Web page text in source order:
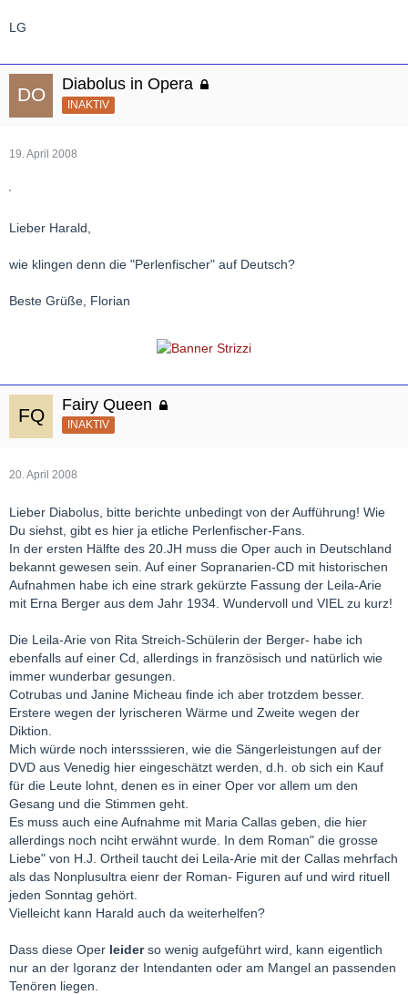
LG
Diabolus in Opera
INAKTIV
19. April 2008
Lieber Harald,
wie klingen denn die "Perlenfischer" auf Deutsch?
Beste Grüße, Florian
Fairy Queen
INAKTIV
20. April 2008
Lieber Diabolus, bitte berichte unbedingt von der Aufführung! Wie
Du siehst, gibt es hier ja etliche Perlenfischer-Fans.
In der ersten Hälfte des 20.JH muss die Oper auch in Deutschland
bekannt gewesen sein. Auf einer Sopranarien-CD mit historischen
Aufnahmen habe ich eine strark gekürzte Fassung der Leila-Arie
mit Erna Berger aus dem Jahr 1934. Wundervoll und VIEL zu kurz!
Die Leila-Arie von Rita Streich-Schülerin der Berger- habe ich
ebenfalls auf einer Cd, allerdings in französisch und natürlich wie
immer wunderbar gesungen.
Cotrubas und Janine Micheau finde ich aber trotzdem besser.
Erstere wegen der lyrischeren Wärme und Zweite wegen der
Diktion.
Mich würde noch intersssieren, wie die Sängerleistungen auf der
DVD aus Venedig hier eingeschätzt werden, d.h. ob sich ein Kauf
für die Leute lohnt, denen es in einer Oper vor allem um den
Gesang und die Stimmen geht.
Es muss auch eine Aufnahme mit Maria Callas geben, die hier
allerdings noch nciht erwähnt wurde. In dem Roman" die grosse
Liebe" von H.J. Ortheil taucht dei Leila-Arie mit der Callas mehrfach
als das Nonplusultra eienr der Roman- Figuren auf und wird rituell
jeden Sonntag gehört.
Vielleicht kann Harald auch da weiterhelfen?
Dass diese Oper leiderso wenig aufgeführt wird, kann eigentlich
nur an der Igoranz der Intendanten oder am Mangel an passenden
Tenören liegen.